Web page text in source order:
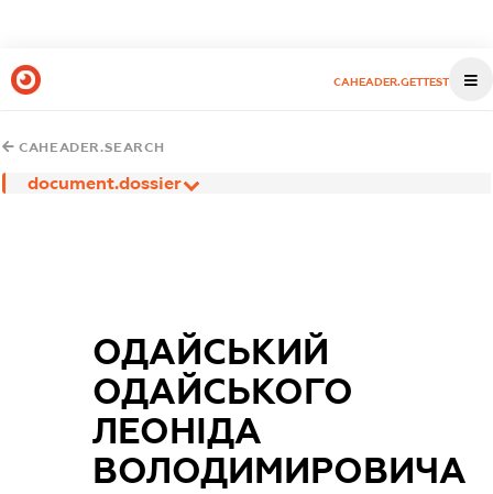
CAHEADER.GETTEST
CAHEADER.SEARCH
document.dossier
ОДАЙСЬКИЙ
ОДАЙСЬКОГО
ЛЕОНІДА
ВОЛОДИМИРОВИЧА